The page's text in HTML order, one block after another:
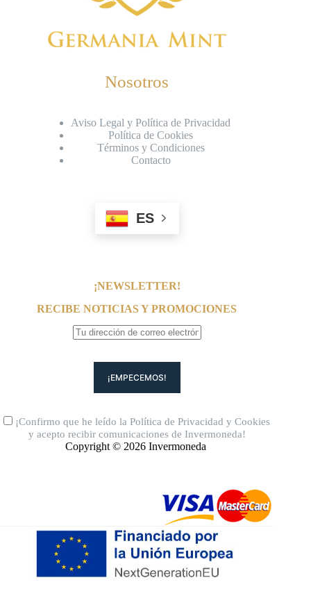
Nosotros
Aviso Legal y Política de Privacidad
Política de Cookies
Términos y Condiciones
Contacto
ES
¡NEWSLETTER!
RECIBE NOTICIAS Y PROMOCIONES
¡Confirmo que he leído laPolítica de Privacidad yCookies
y acepto recibir comunicaciones de Invermoneda!
Copyright © 2026 Invermoneda